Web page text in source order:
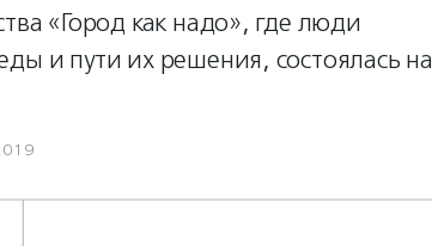
«Город как надо», где люди
и пути их решения, состоялась на